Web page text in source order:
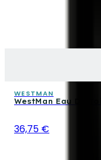
WESTMAN
WestMan Eau De
36,75 €